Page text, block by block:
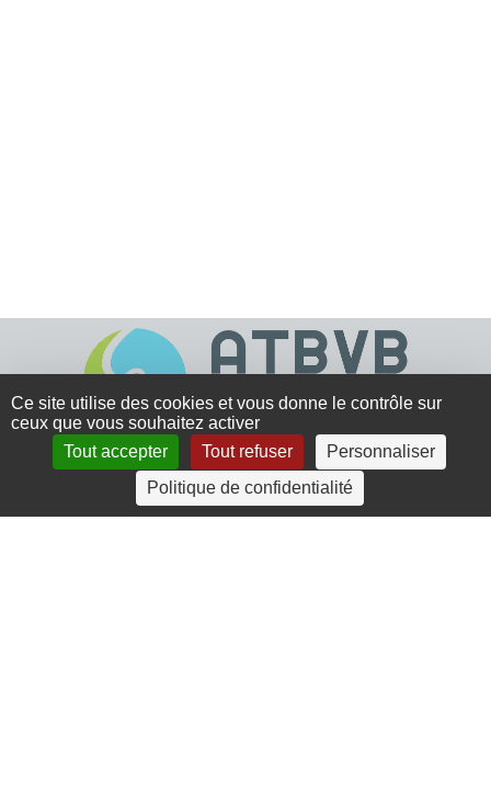
4 rue Crec’h-Ugen
22810 Belle Isle en Terre
Ce site utilise des cookies et vous donne le contrôle sur
ceux que vous souhaitez activer
Tout accepter
Tout refuser
Personnaliser
Politique de confidentialité